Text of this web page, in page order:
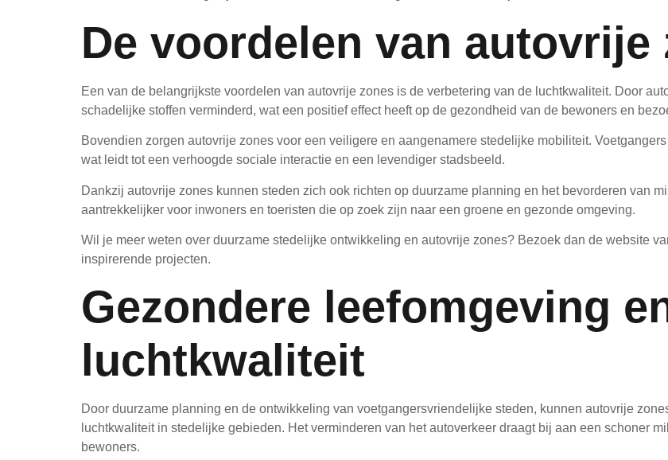
De voordelen van autovrije
Een van de belangrijkste voordelen van autovrije zones is de verbetering van de luchtkwaliteit. Door
schadelijke stoffen verminderd, wat een positief effect heeft op de gezondheid van de bewoners en
Bovendien zorgen autovrije zones voor een veiligere en aangenamere stedelijke mobiliteit.
wat leidt tot een verhoogde sociale interactie en een levendiger stadsbeeld.
Dankzij autovrije zones kunnen steden zich ook richten op duurzame planning en het bevorderen van
aantrekkelijker voor inwoners en toeristen die op zoek zijn naar een groene en gezonde omgeving.
Wil je meer weten over duurzame stedelijke ontwikkeling en autovrije zones? Bezoek dan de website
inspirerende projecten.
Gezondere leefomgeving
luchtkwaliteit
Door duurzame planning en de ontwikkeling van voetgangersvriendelijke steden, kunnen autovrije
luchtkwaliteit in stedelijke gebieden. Het verminderen van het autoverkeer draagt bij aan een schoner
bewoners.